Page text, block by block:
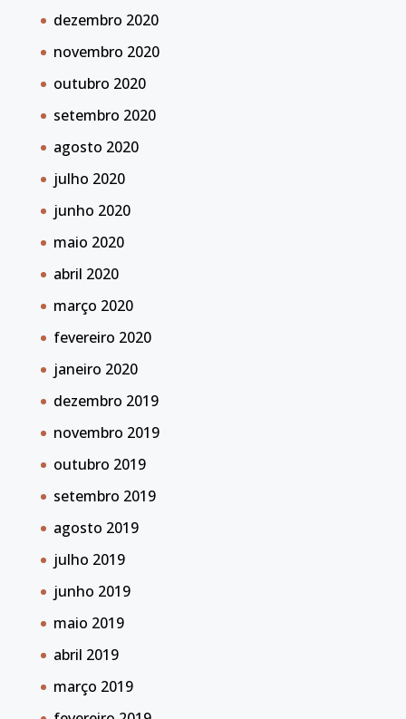
dezembro 2020
novembro 2020
outubro 2020
setembro 2020
agosto 2020
julho 2020
junho 2020
maio 2020
abril 2020
março 2020
fevereiro 2020
janeiro 2020
dezembro 2019
novembro 2019
outubro 2019
setembro 2019
agosto 2019
julho 2019
junho 2019
maio 2019
abril 2019
março 2019